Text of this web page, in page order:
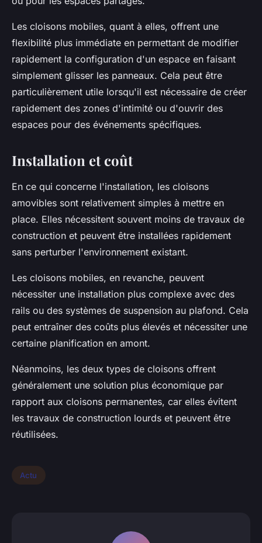
Les cloisons mobiles, quant à elles, offrent une
flexibilité plus immédiate en permettant de modifier
rapidement la configuration d'un espace en faisant
simplement glisser les panneaux. Cela peut être
particulièrement utile lorsqu'il est nécessaire de créer
rapidement des zones d'intimité ou d'ouvrir des
espaces pour des événements spécifiques.
Installation et coût
En ce qui concerne l'installation, les cloisons
amovibles sont relativement simples à mettre en
place. Elles nécessitent souvent moins de travaux de
construction et peuvent être installées rapidement
sans perturber l'environnement existant.
Les cloisons mobiles, en revanche, peuvent
nécessiter une installation plus complexe avec des
rails ou des systèmes de suspension au plafond. Cela
peut entraîner des coûts plus élevés et nécessiter une
certaine planification en amont.
Néanmoins, les deux types de cloisons offrent
généralement une solution plus économique par
rapport aux cloisons permanentes, car elles évitent
les travaux de construction lourds et peuvent être
réutilisées.
Actu